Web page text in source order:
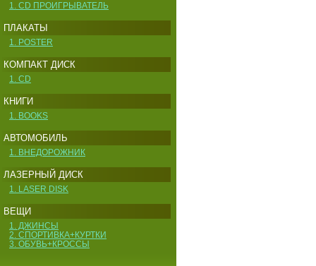
1. CD ПРОИГРЫВАТЕЛЬ
ПЛАКАТЫ
1. POSTER
КОМПАКТ ДИСК
1. CD
КНИГИ
1. BOOKS
АВТОМОБИЛЬ
1. ВНЕДОРОЖНИК
ЛАЗЕРНЫЙ ДИСК
1. LASER DISK
ВЕЩИ
1. ДЖИНСЫ
2. СПОРТИВКА+КУРТКИ
3. ОБУВЬ+КРОССЫ